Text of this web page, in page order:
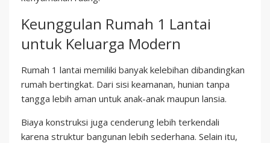
Keunggulan Rumah 1 Lantai
untuk Keluarga Modern
Rumah 1 lantai memiliki banyak kelebihan dibandingkan
rumah bertingkat. Dari sisi keamanan, hunian tanpa
tangga lebih aman untuk anak-anak maupun lansia.
Biaya konstruksi juga cenderung lebih terkendali
karena struktur bangunan lebih sederhana. Selain itu,